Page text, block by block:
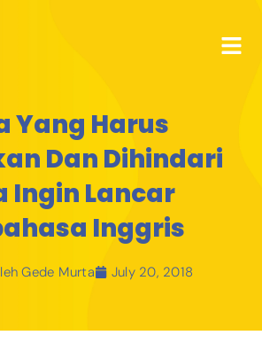
Yang Harus
Dan Dihindari
Ingin Lancar
Inggris
Gede Murta July 20, 2018